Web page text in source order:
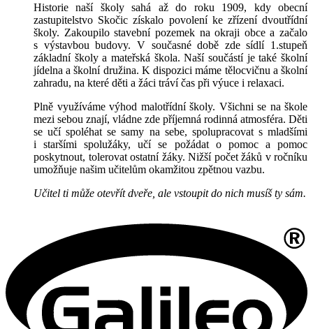
Historie naší školy sahá až do roku 1909, kdy obecní
zastupitelstvo Skočic získalo povolení ke zřízení dvoutřídní
školy. Zakoupilo stavební pozemek na okraji obce a začalo
s výstavbou budovy. V současné době zde sídlí 1.stupeň
základní školy a mateřská škola. Naší součástí je také školní
jídelna a školní družina. K dispozici máme tělocvičnu a školní
zahradu, na které děti a žáci tráví čas při výuce i relaxaci.
Plně využíváme výhod malotřídní školy. Všichni se na škole
mezi sebou znají, vládne zde příjemná rodinná atmosféra. Děti
se učí spoléhat se samy na sebe, spolupracovat s mladšími
i staršími spolužáky, učí se požádat o pomoc a pomoc
poskytnout, tolerovat ostatní žáky. Nižší počet žáků v ročníku
umožňuje našim učitelům okamžitou zpětnou vazbu.
Učitel ti může otevřít dveře, ale vstoupit do nich musíš ty sám.